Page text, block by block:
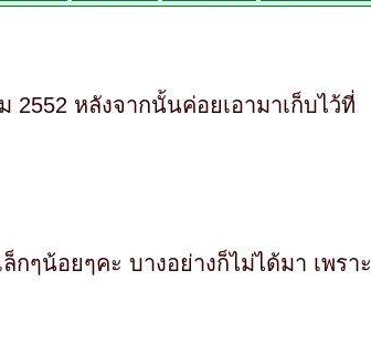
หลังจากนั้นค่อยเอามาเก็บไว้ที่
ๆน้อยๆคะ บางอย่างก็ไม่ได้มา เพราะ